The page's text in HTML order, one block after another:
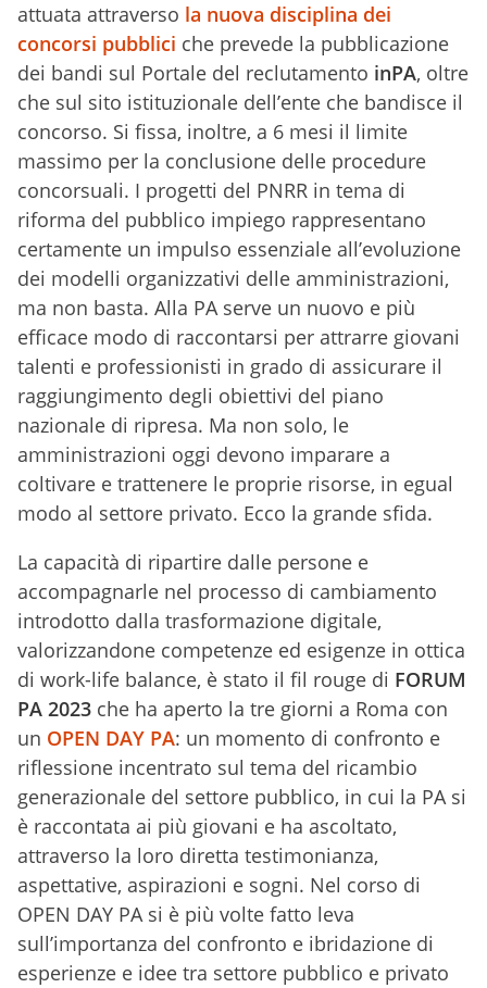
attuata attraverso la nuova disciplina dei
concorsi pubblici che prevede la pubblicazione
dei bandi sul Portale del reclutamento inPA, oltre
che sul sito istituzionale dell’ente che bandisce il
concorso. Si fissa, inoltre, a 6 mesi il limite
massimo per la conclusione delle procedure
concorsuali. I progetti del PNRR in tema di
riforma del pubblico impiego rappresentano
certamente un impulso essenziale all’evoluzione
dei modelli organizzativi delle amministrazioni,
ma non basta. Alla PA serve un nuovo e più
efficace modo di raccontarsi per attrarre giovani
talenti e professionisti in grado di assicurare il
raggiungimento degli obiettivi del piano
nazionale di ripresa. Ma non solo, le
amministrazioni oggi devono imparare a
coltivare e trattenere le proprie risorse, in egual
modo al settore privato. Ecco la grande sfida.
La capacità di ripartire dalle persone e
accompagnarle nel processo di cambiamento
introdotto dalla trasformazione digitale,
valorizzandone competenze ed esigenze in ottica
di work-life balance, è stato il fil rouge di FORUM
PA 2023 che ha aperto la tre giorni a Roma con
un OPEN DAY PA: un momento di confronto e
riflessione incentrato sul tema del ricambio
generazionale del settore pubblico, in cui la PA si
è raccontata ai più giovani e ha ascoltato,
attraverso la loro diretta testimonianza,
aspettative, aspirazioni e sogni. Nel corso di
OPEN DAY PA si è più volte fatto leva
sull’importanza del confronto e ibridazione di
esperienze e idee tra settore pubblico e privato